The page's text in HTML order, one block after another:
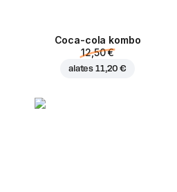
Coca-cola kombo
12,50 €
alates 11,20 €